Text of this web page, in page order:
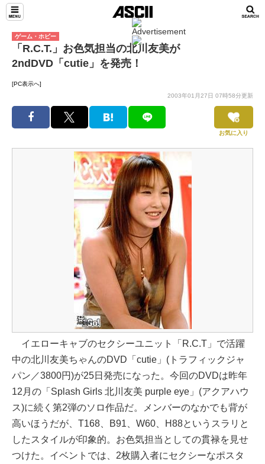
ゲーム・ホビー
「R.C.T.」お色気担当の北川友美が
2ndDVD「cutie」を発売！
[PC表示へ]
2003年01月27日 07時58分更新
お気に入り
イエローキャブのセクシーユニット「R.C.T」で活躍
中の北川友美ちゃんのDVD「cutie」(トラフィックジャ
パン／3800円)が25日発売になった。今回のDVDは昨年
12月の「Splash Girls 北川友美 purple eye」(アクアハウ
ス)に続く第2弾のソロ作品だ。メンバーのなかでも背が
高いほうだが、T168、B91、W60、H88というスラリと
したスタイルが印象的。お色気担当としての貫禄を見せ
つけた。イベントでは、2枚購入者にセクシーなポスタ